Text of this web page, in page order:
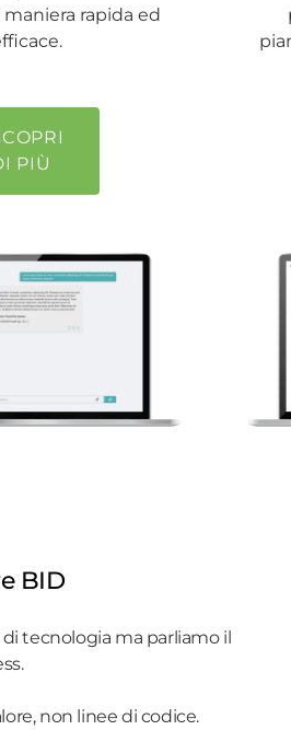
rapida ed
PIÙ
BID
tecnologia ma parliamo il
, non linee di codice.